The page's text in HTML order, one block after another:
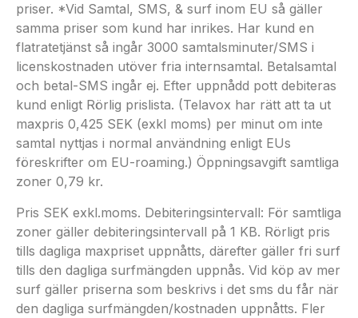
priser. *Vid Samtal, SMS, & surf inom EU så gäller
samma priser som kund har inrikes. Har kund en
flatratetjänst så ingår 3000 samtalsminuter/SMS i
licenskostnaden utöver fria internsamtal. Betalsamtal
och betal-SMS ingår ej. Efter uppnådd pott debiteras
kund enligt Rörlig prislista. (Telavox har rätt att ta ut
maxpris 0,425 SEK (exkl moms) per minut om inte
samtal nyttjas i normal användning enligt EUs
föreskrifter om EU-roaming.) Öppningsavgift samtliga
zoner 0,79 kr.
Pris SEK exkl.moms. Debiteringsintervall: För samtliga
zoner gäller debiteringsintervall på 1 KB. Rörligt pris
tills dagliga maxpriset uppnåtts, därefter gäller fri surf
tills den dagliga surfmängden uppnås. Vid köp av mer
surf gäller priserna som beskrivs i det sms du får när
den dagliga surfmängden/kostnaden uppnåtts. Fler